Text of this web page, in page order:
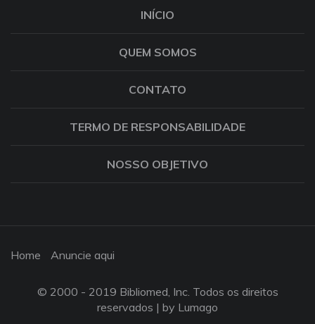
INÍCIO
QUEM SOMOS
CONTATO
TERMO DE RESPONSABILIDADE
NOSSO OBJETIVO
Home Anuncie aqui
© 2000 - 2019 Bibliomed, Inc. Todos os direitos
reservados | by Lumago